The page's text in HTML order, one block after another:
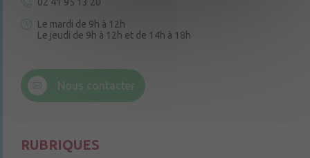
Le mardi de 9h à 12h
Le jeudi de 9h à 12h et de 14h à 18h
Nous contacter
RUBRIQUES